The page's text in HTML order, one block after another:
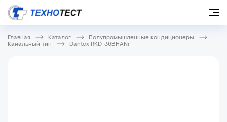
Главная Каталог
Полупромышленные кондиционеры
Канальный тип
Dantex RKD-36BHANi